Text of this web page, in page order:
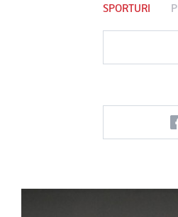
SPORTURI
FC Botoşani
Vs